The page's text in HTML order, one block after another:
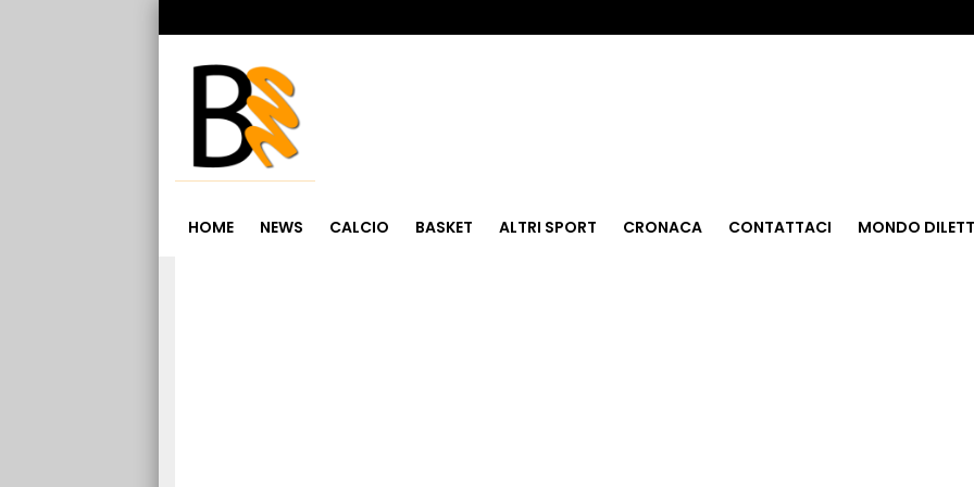
HOME NEWS CALCIO BASKET ALTRI SPORT CRONACA CONTATTACI MONDO